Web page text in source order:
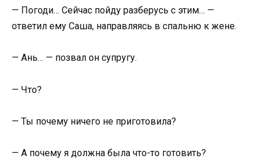
— Погоди… Сейчас пойду разберусь с этим… —
ответил ему Саша, направляясь в спальню к жене.
— Ань… — позвал он супругу.
— Что?
— Ты почему ничего не приготовила?
— А почему я должна была что-то готовить?